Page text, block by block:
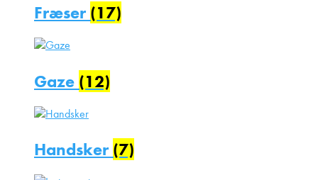
Fræser (17)
Gaze (12)
Handsker (7)